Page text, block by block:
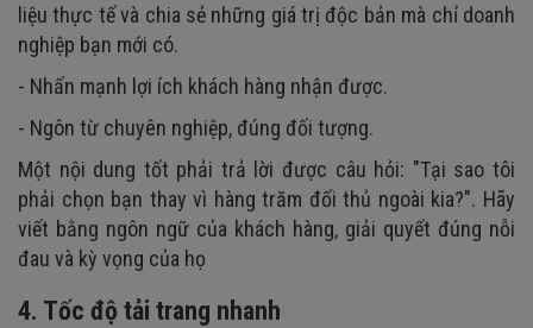
liệu thực tế và chia sẻ những giá trị độc bản mà chỉ doanh
nghiệp bạn mới có.
- Nhấn mạnh lợi ích khách hàng nhận được.
- Ngôn từ chuyên nghiệp, đúng đối tượng.
Một nội dung tốt phải trả lời được câu hỏi: "Tại sao tôi
phải chọn bạn thay vì hàng trăm đối thủ ngoài kia?". Hãy
viết bằng ngôn ngữ của khách hàng, giải quyết đúng nỗi
đau và kỳ vọng của họ
4. Tốc độ tải trang nhanh